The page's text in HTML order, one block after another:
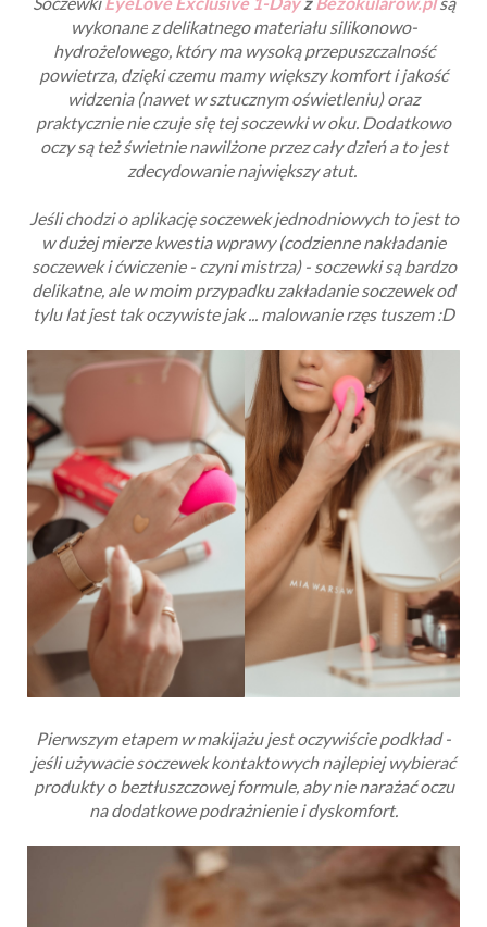
wykonanez delikatnego materiału silikonowo-
hydrożelowego, który ma wysoką przepuszczalność
powietrza, dzięki czemu mamy większy komfort i jakość
widzenia (nawet w sztucznym oświetleniu) oraz
praktycznie nie czuje się tej soczewki w oku. Dodatkowo
oczy są też świetnie nawilżone przez cały dzień a to jest
zdecydowanie największy atut.
Jeśli chodzi o aplikację soczewek jednodniowych to jest to
w dużej mierze kwestia wprawy (codzienne nakładanie
soczewek i ćwiczenie - czyni mistrza) - soczewki są bardzo
delikatne, ale w moim przypadku zakładanie soczewek od
tylu lat jest tak oczywiste jak ... malowanie rzęs tuszem :D
Pierwszym etapem w makijażu jest oczywiście podkład -
jeśli używacie soczewek kontaktowych najlepiej wybierać
produkty o beztłuszczowej formule, aby nie narażać oczu
na dodatkowe podrażnienie i dyskomfort.